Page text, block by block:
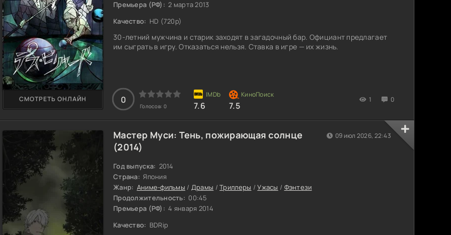
Премьера (РФ): 2 марта 2013
Качество: HD (720p)
30-летний мужчина и старик заходят в загадочный бар. Официант предлагает
им сыграть в игру. Отказаться нельзя. Ставка в игре — их жизнь.
СМОТРЕТЬ ОНЛАЙН 0
Голосов: 0 7.6 7.5
1 0
Мастер Муси: Тень, пожирающая солнце
(2014)
Год выпуска: 2014
Страна: Япония
Жанр: Аниме-фильмы / Драмы /Триллеры /Ужасы / Фэнтези
Продолжительность: 00:45
Премьера (РФ): 4 января 2014
Качество: BDRip
09 июл 2026, 22:43